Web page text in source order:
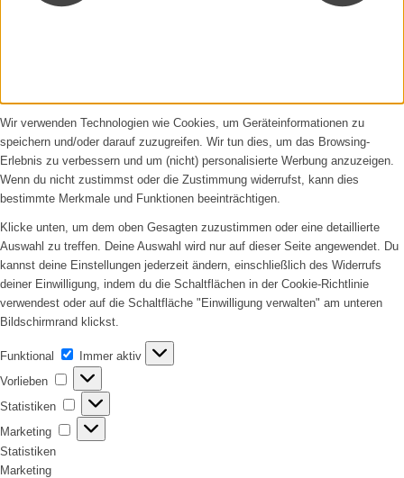
Wir verwenden Technologien wie Cookies, um Geräteinformationen zu
speichern und/oder darauf zuzugreifen. Wir tun dies, um das Browsing-
Erlebnis zu verbessern und um (nicht) personalisierte Werbung anzuzeigen.
Wenn du nicht zustimmst oder die Zustimmung widerrufst, kann dies
bestimmte Merkmale und Funktionen beeinträchtigen.
Klicke unten, um dem oben Gesagten zuzustimmen oder eine detaillierte
Auswahl zu treffen. Deine Auswahl wird nur auf dieser Seite angewendet. Du
kannst deine Einstellungen jederzeit ändern, einschließlich des Widerrufs
deiner Einwilligung, indem du die Schaltflächen in der Cookie-Richtlinie
verwendest oder auf die Schaltfläche "Einwilligung verwalten" am unteren
Bildschirmrand klickst.
Funktional Funktional
Immer aktiv
Vorlieben
Vorlieben
Statistiken Statistiken
Marketing
Marketing
Statistiken
Marketing